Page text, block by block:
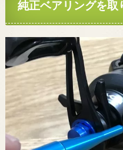
純正ベアリングを取